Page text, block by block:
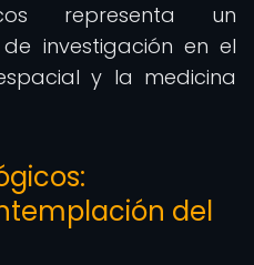
representa un
investigación en el
y la medicina
del